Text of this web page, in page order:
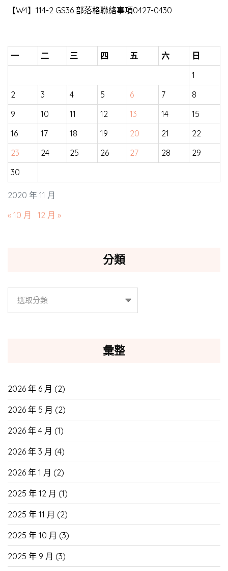
【W4】114-2 GS36 部落格聯絡事項0427-0430
2020 年 11 月
一 二 三 四 五 六
日
1
2
3 4 5 6 7
8
9
10 11 12 13 14
15
16
17 18 19 20 21
22
23
24 25 26 27 28
29
30
« 10 月 12 月 »
分類
彙整
2026 年 6 月 (2)
2026 年 5 月 (2)
2026 年 4 月 (1)
2026 年 3 月 (4)
2026 年 1 月 (2)
2025 年 12 月 (1)
2025 年 11 月 (2)
2025 年 10 月 (3)
2025 年 9 月 (3)